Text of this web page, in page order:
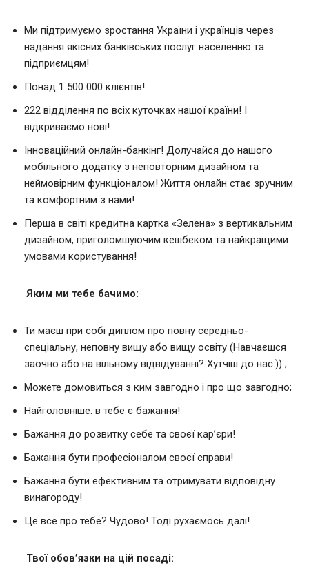
Ми підтримуємо зростання України і українців через
надання якісних банківських послуг населенню та
підприємцям!
Понад 1 500 000 клієнтів!
222 відділення по всіх куточках нашої країни! І
відкриваємо нові!
Інноваційний онлайн-банкінг! Долучайся до нашого
мобільного додатку з неповторним дизайном та
неймовірним функціоналом! Життя онлайн стає зручним
та комфортним з нами!
Перша в світі кредитна картка «Зелена» з вертикальним
дизайном, приголомшуючим кешбеком та найкращими
умовами користування!
Яким ми тебе бачимо:
Ти маєш при собі диплом про повну середньо-
спеціальну, неповну вищу або вищу освіту (Навчаєшся
заочно або на вільному відвідуванні? Хутчіш до нас:)) ;
Можете домовиться з ким завгодно і про що завгодно;
Найголовніше: в тебе є бажання!
Бажання до розвитку себе та своєї кар’єри!
Бажання бути професіоналом своєї справи!
Бажання бути ефективним та отримувати відповідну
винагороду!
Це все про тебе? Чудово! Тоді рухаємось далі!
Твої обов’язки на цій посаді: